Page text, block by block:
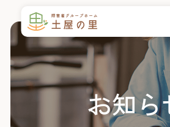
お知ら